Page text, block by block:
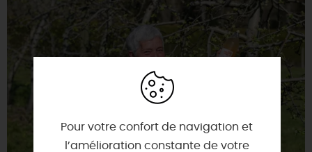
Pour votre confort de navigation et
l’amélioration constante de votre